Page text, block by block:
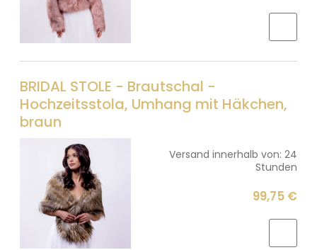
BRIDAL STOLE - Brautschal -
Hochzeitsstola, Umhang mit Häkchen,
braun
Versand innerhalb von: 24
Stunden
99,75 €